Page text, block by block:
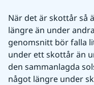
När det är skottår så
längre än under
genomsnitt bör falla
under ett skottår än
den sammanlagda
något längre under